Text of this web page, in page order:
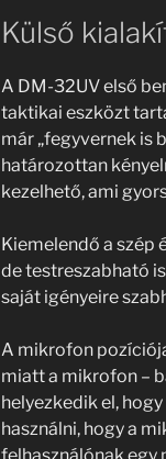
Külső
A DM-32UV első
taktikai eszközt
már „fegyvernek is
határozottan
kezelhető, ami
Kiemelendő a szép
de testreszabható
saját igényeire
A mikrofon
miatt a mikrofon –
helyezkedik el,
használni, hogy a